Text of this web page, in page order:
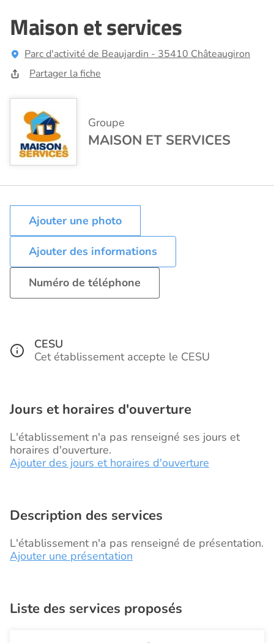
Maison et services
Parc d'activité de Beaujardin - 35410 Châteaugiron
Partager la fiche
Groupe
MAISON ET SERVICES
Ajouter des informations
Numéro de téléphone
CESU
Cet établissement accepte le CESU
Jours et horaires d'ouverture
L'établissement n'a pas renseigné ses jours et
horaires d'ouverture.
Ajouter des jours et horaires d'ouverture
Description des services
L'établissement n'a pas renseigné de présentation.
Ajouter une présentation
Liste des services proposés